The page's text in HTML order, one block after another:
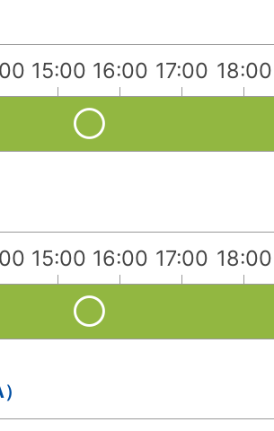
15:00 16:00 17:00 18:00
15:00 16:00 17:00 18:00